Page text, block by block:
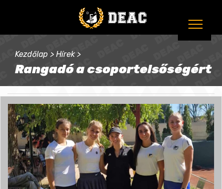
Kezdőlap > Hírek >
Rangadó a csoportelsőségért